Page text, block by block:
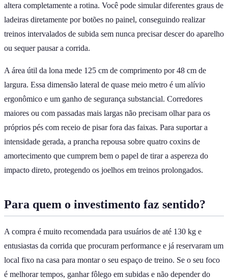
altera completamente a rotina. Você pode simular diferentes graus de
ladeiras diretamente por botões no painel, conseguindo realizar
treinos intervalados de subida sem nunca precisar descer do aparelho
ou sequer pausar a corrida.
A área útil da lona mede 125 cm de comprimento por 48 cm de
largura. Essa dimensão lateral de quase meio metro é um alívio
ergonômico e um ganho de segurança substancial. Corredores
maiores ou com passadas mais largas não precisam olhar para os
próprios pés com receio de pisar fora das faixas. Para suportar a
intensidade gerada, a prancha repousa sobre quatro coxins de
amortecimento que cumprem bem o papel de tirar a aspereza do
impacto direto, protegendo os joelhos em treinos prolongados.
Para quem o investimento faz sentido?
A compra é muito recomendada para usuários de até 130 kg e
entusiastas da corrida que procuram performance e já reservaram um
local fixo na casa para montar o seu espaço de treino. Se o seu foco
é melhorar tempos, ganhar fôlego em subidas e não depender do